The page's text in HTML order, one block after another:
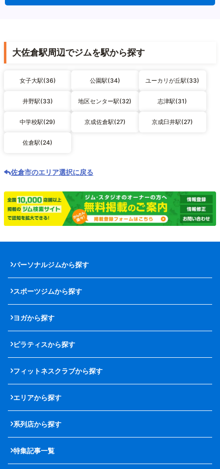
大佐倉駅周辺でジムを駅から探す
女子大駅(36) 公園駅(34) ユーカリが丘駅(33)
井野駅(33) 地区センター駅(32) 志津駅(31)
中学校駅(29) 京成佐倉駅(27) 京成臼井駅(27)
佐倉駅(24)
佐倉市のエリア選択に戻る
パーソナルジムから探す
スポーツジムから探す
ヨガから探す
ピラティスから探す
フィットネスクラブから探す
エリアから探す
系列店から探す
特集記事一覧